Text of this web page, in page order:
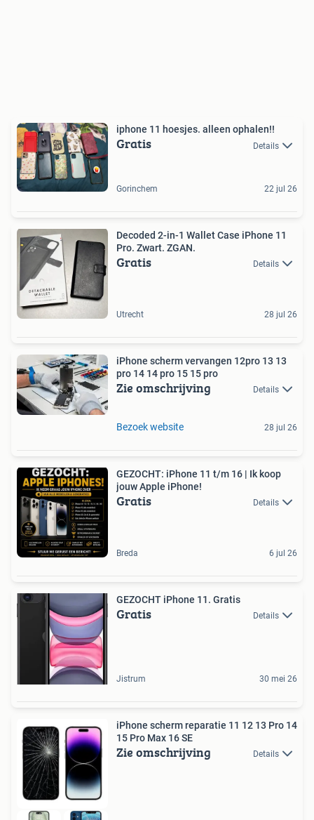
iphone 11 hoesjes. alleen ophalen!!
Gratis Details
Gorinchem 22 jul 26
Decoded 2-in-1 Wallet Case iPhone 11
Pro. Zwart. ZGAN.
Gratis Details
Utrecht 28 jul 26
iPhone scherm vervangen 12pro 13 13
pro 14 14 pro 15 15 pro
Zie omschrijving Details
Bezoek website 28 jul 26
GEZOCHT: iPhone 11 t/m 16 | Ik koop
jouw Apple iPhone!
Gratis Details
Breda 6 jul 26
GEZOCHT iPhone 11. Gratis
Gratis Details
Jistrum 30 mei 26
iPhone scherm reparatie 11 12 13 Pro 14
15 Pro Max 16 SE
Zie omschrijving Details